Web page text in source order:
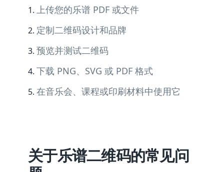
上传您的乐谱 PDF 或文件
定制二维码设计和品牌
预览并测试二维码
下载 PNG、SVG 或 PDF 格式
在音乐会、课程或印刷材料中使用它
关于乐谱二维码的常见问